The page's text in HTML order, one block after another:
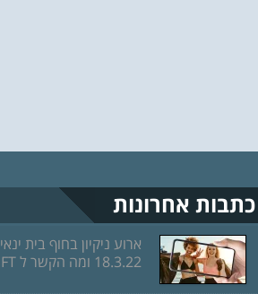
כתבות אחרונות
ארוע ניקיון בחוף בית ינאי
18.3.22 ומה הקשר ל NFT ?